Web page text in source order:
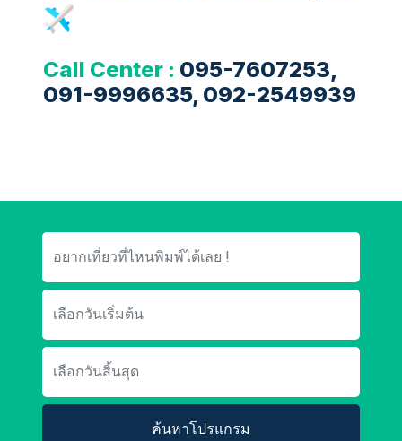
Call Center : 095-7607253,
091-9996635, 092-2549939
ค้นหาโปรแกรม